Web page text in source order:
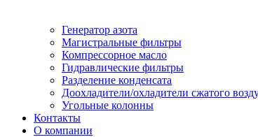
Генератор азота
Магистральные фильтры
Компрессорное масло
Гидравлические фильтры
Разделение конденсата
Доохладители/охладители сжатого
Угольные колонны
Контакты
О компании